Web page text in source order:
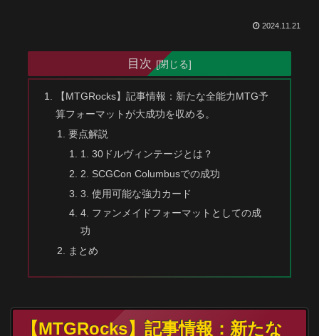
2024.11.21
目次
【MTGRocks】記事情報：新たな全能力MTG予
算フォーマットが大成功を収める。
要点解説
1. 30ドルヴィンテージとは？
2. SCGCon Columbusでの成功
3. 使用可能な強力カード
4. ファンメイドフォーマットとしての成
功
まとめ
【MTGRocks】記事情報：新たな